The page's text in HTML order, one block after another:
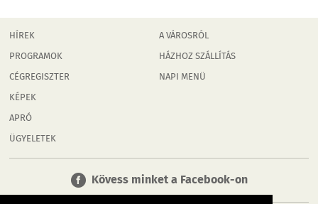
HÍREK
PROGRAMOK
CÉGREGISZTER
KÉPEK
APRÓ
ÜGYELETEK
A VÁROSRÓL
HÁZHOZ SZÁLLÍTÁS
NAPI MENÜ
Kövess minket a Facebook-on